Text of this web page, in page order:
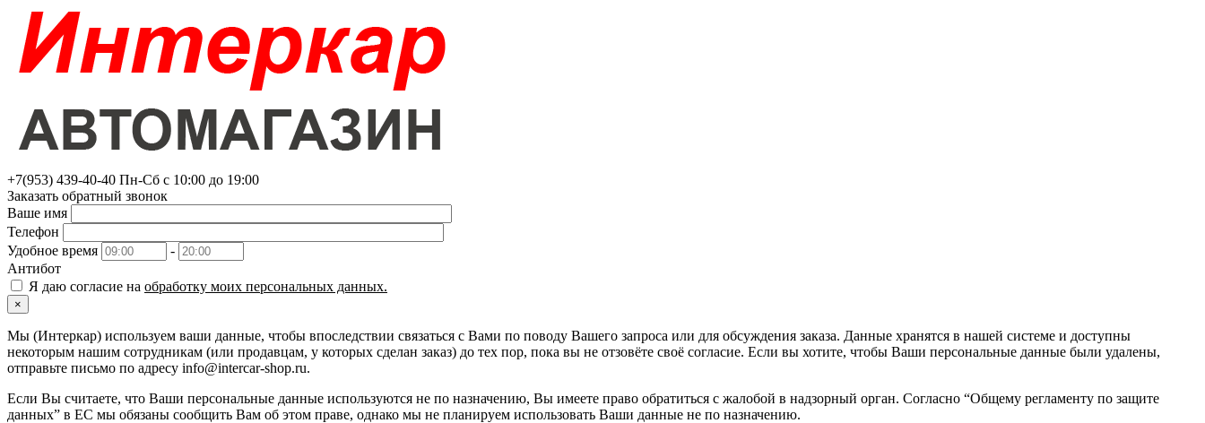
+7(953) 439-40-40 Пн-Сб с 10:00 до 19:00
Заказать обратный звонок
Ваше имя
Телефон
Удобное время
-
Антибот
Я даю согласие на обработку моих персональных данных.
×
Мы (Интеркар) используем ваши данные, чтобы впоследствии связаться с Вами по поводу Вашего запроса или для обсуждения заказа. Данные хранятся в нашей системе и доступны
некоторым нашим сотрудникам (или продавцам, у которых сделан заказ) до тех пор, пока вы не отзовёте своё согласие. Если вы хотите, чтобы Ваши персональные данные были удалены,
отправьте письмо по адресу info@intercar-shop.ru.
Если Вы считаете, что Ваши персональные данные используются не по назначению, Вы имеете право обратиться с жалобой в надзорный орган. Согласно “Общему регламенту по защите
данных” в ЕС мы обязаны сообщить Вам об этом праве, однако мы не планируем использовать Ваши данные не по назначению.